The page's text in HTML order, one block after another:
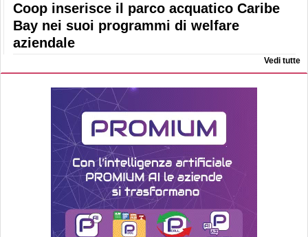
Coop inserisce il parco acquatico Caribe
Bay nei suoi programmi di welfare
aziendale
Vedi tutte